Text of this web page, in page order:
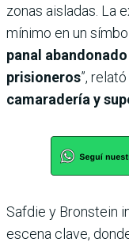
zonas aisladas. La
mínimo en un
panal
prisioneros”,
camaradería y
Safdie y Bronstein
escena clave,